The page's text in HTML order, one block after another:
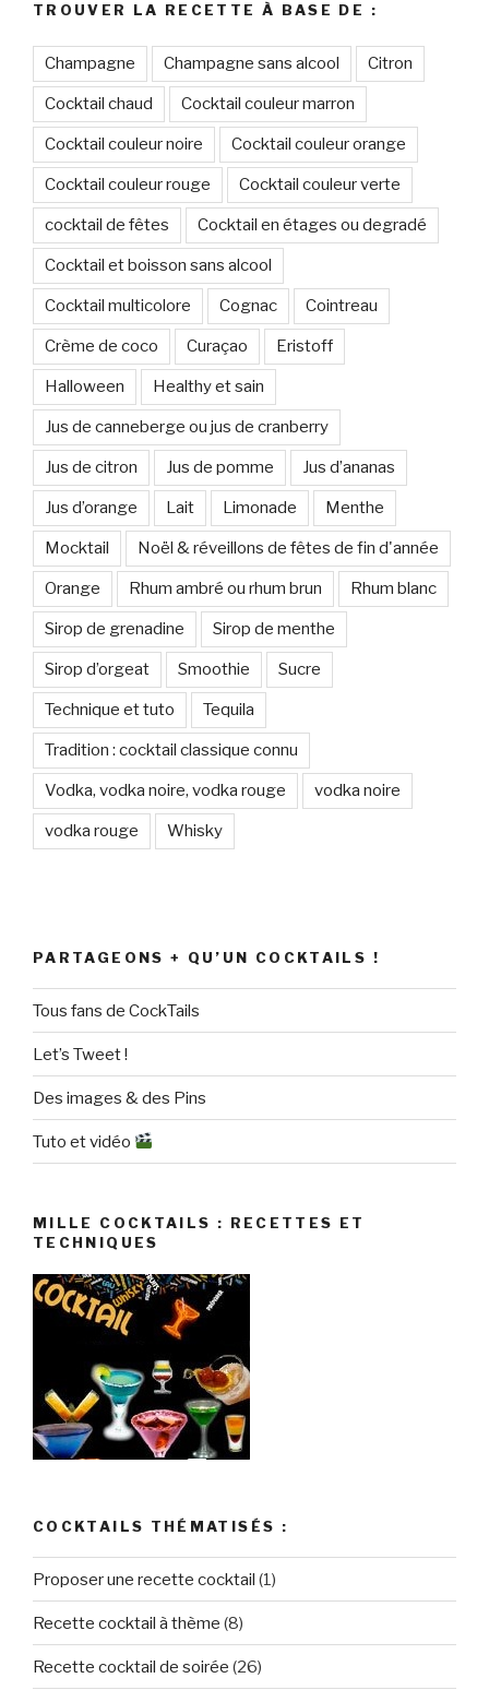
TROUVER LA RECETTE À BASE DE :
Champagne Champagne sans alcool Citron
Cocktail chaud Cocktail couleur marron
Cocktail couleur noire Cocktail couleur orange
Cocktail couleur rouge Cocktail couleur verte
cocktail de fêtes Cocktail en étages ou degradé
Cocktail et boisson sans alcool
Cocktail multicolore Cognac Cointreau
Crème de coco Curaçao Eristoff
Halloween Healthy et sain
Jus de canneberge ou jus de cranberry
Jus de citron Jus de pomme Jus d’ananas
Jus d’orange Lait Limonade Menthe
Mocktail Noël & réveillons de fêtes de fin d'année
Orange Rhum ambré ou rhum brun Rhum blanc
Sirop de grenadine Sirop de menthe
Sirop d’orgeat Smoothie Sucre
Technique et tuto Tequila
Tradition : cocktail classique connu
Vodka, vodka noire, vodka rouge vodka noire
vodka rouge Whisky
PARTAGEONS + QU’UN COCKTAILS !
Tous fans de CockTails
Let’s Tweet !
Des images & des Pins
Tuto et vidéo
MILLE COCKTAILS : RECETTES ET
TECHNIQUES
COCKTAILS THÉMATISÉS :
Proposer une recette cocktail (1)
Recette cocktail à thème (8)
Recette cocktail de soirée (26)